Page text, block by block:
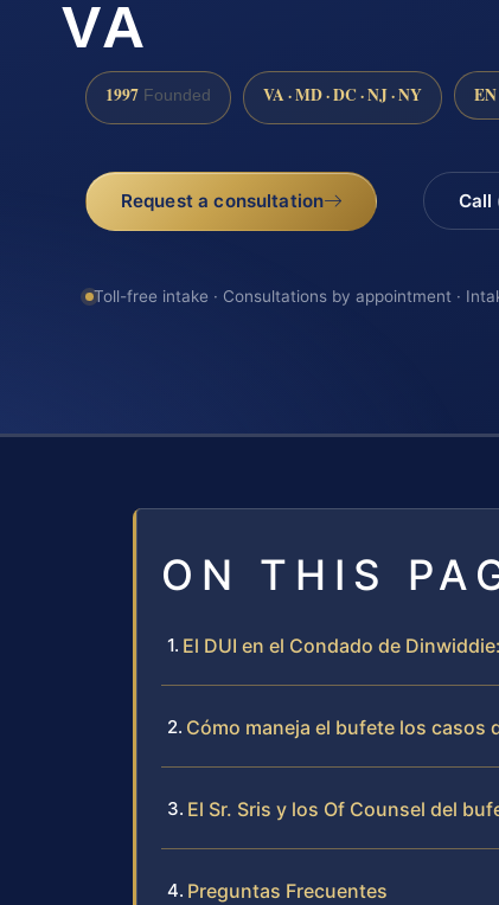
VA
1997 Founded VA · MD · DC · NJ · NY EN
Request a consultation Call
Toll-free intake · Consultations by appointment ·
ON THIS
El DUI en el Condado de
Cómo maneja el bufete los casos
El Sr. Sris y los Of Counsel del
Preguntas Frecuentes